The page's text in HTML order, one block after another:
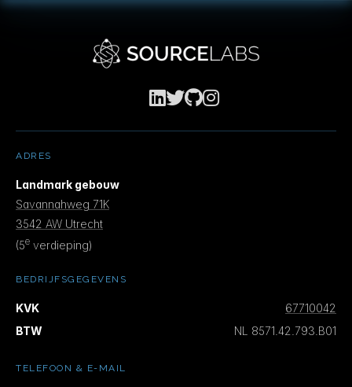
ADRES
Landmark gebouw
Savannahweg 71K
3542 AW Utrecht
(5e verdieping)
BEDRIJFSGEGEVENS
KVK
67710042
BTW
NL 8571.42.793.B01
TELEFOON & E-MAIL